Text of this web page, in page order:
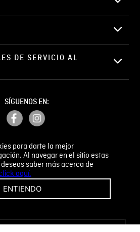
para darte la mejor
Al navegar en el sitio estas
saber más acerca de
aquí.
ENTIENDO
COMENTARIO
DE SERVICIO AL
SÍGUENOS EN:
QUEJAS Y RECLAMOS
DEVOLUCIONES FÁCILES!